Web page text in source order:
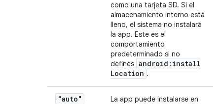
como una tarjeta SD. Si el
almacenamiento interno está
lleno, el sistema no instalará
la app. Este es el
comportamiento
predeterminado si no
defines android:install
Location .
"auto" La app puede instalarse en